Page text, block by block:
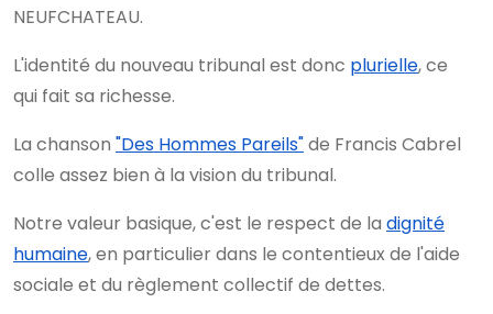
NEUFCHATEAU.
L'identité du nouveau tribunal est donc plurielle, ce
qui fait sa richesse.
La chanson "Des Hommes Pareils"de Francis Cabrel
colle assez bien à la vision du tribunal.
Notre valeur basique, c'est le respect de la dignité
humaine, en particulier dans le contentieux de l'aide
sociale et du règlement collectif de dettes.